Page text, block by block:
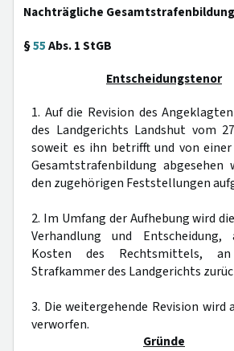
Nachträgliche
§55Abs. 1 StGB
Entscheidungstenor
1. Auf die Revision des
des Landgerichts Landshut vom
soweit es ihn betrifft und von
Gesamtstrafenbildung
den zugehörigen Feststellungen
2. Im Umfang der Aufhebung wird
Verhandlung und
Kosten des Rechtsmittels,
Strafkammer des Landgerichts
3. Die weitergehende Revision wird
verworfen.
Gründe